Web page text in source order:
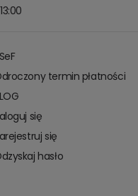
termin płatności
się
się
hasło